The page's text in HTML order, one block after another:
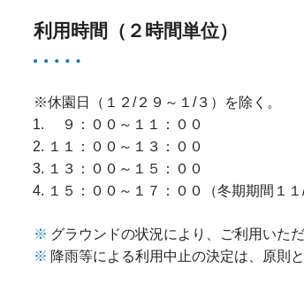
利用時間（２時間単位）
※休園日（１２/２９～１/３）を除く。
９：００～１１：００
１１：００～１３：００
１３：００～１５：００
１５：００～１７：００（冬期期間１
グラウンドの状況により、ご利用いた
降雨等による利用中止の決定は、原則